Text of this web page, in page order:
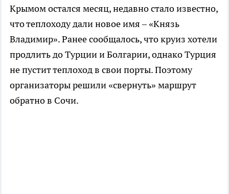
Крымом остался месяц, недавно стало известно,
что теплоходу дали новое имя – «Князь
Владимир». Ранее сообщалось, что круиз хотели
продлить до Турции и Болгарии, однако Турция
не пустит теплоход в свои порты. Поэтому
организаторы решили «свернуть» маршрут
обратно в Сочи.